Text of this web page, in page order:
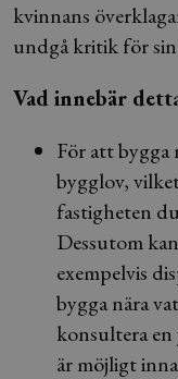
kvinnans
undgå kritik för
Vad innebär
För att bygga
bygglov,
fastigheten
Dessutom
exempelvis
bygga nära
konsultera
är möjligt